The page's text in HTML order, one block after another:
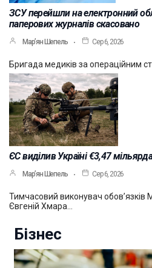
ЗСУ перейшли на електронний
паперових журналів скасовано
Мар’ян Шепель Сер 6, 2026
Бригада медиків за операційним
ЄС виділив Україні €3,47
Мар’ян Шепель Сер 6, 2026
Тимчасовий виконувач обов’язків
Євгеній Хмара…
Бізнес